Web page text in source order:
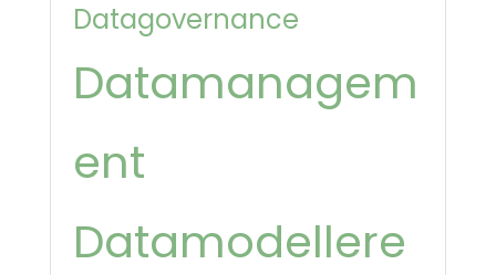
Datagovernance
Datamanagem
ent
Datamodellere